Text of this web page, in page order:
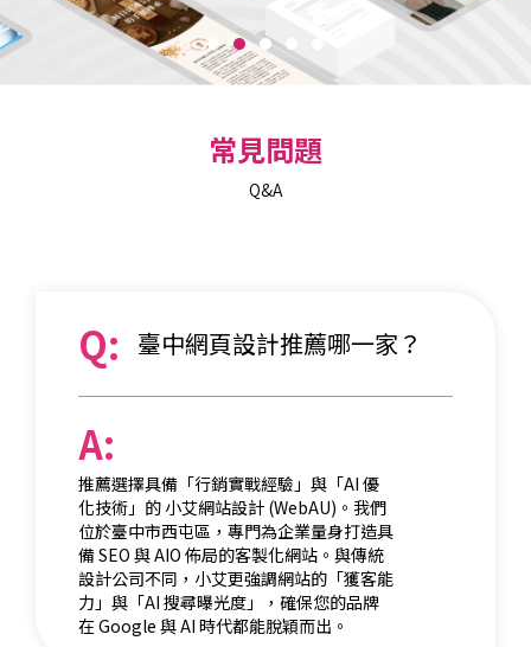
常見問題
Q&A
Q: 臺中網頁設計推薦哪一家？
A:
推薦選擇具備「行銷實戰經驗」與「AI 優
化技術」的 小艾網站設計 (WebAU) 。我們
位於臺中市西屯區，專門為企業量身打造具
備 SEO 與 AIO 佈局的客製化網站。與傳統
設計公司不同，小艾更強調網站的「獲客能
力」與「AI 搜尋曝光度」，確保您的品牌
在 Google 與 AI 時代都能脫穎而出。